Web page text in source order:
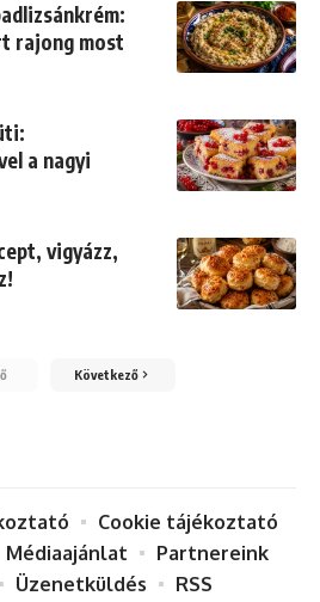
rajong most
a nagyi
vigyázz,
Következő
Cookie tájékoztató
Médiaajánlat
Partnereink
Üzenetküldés RSS